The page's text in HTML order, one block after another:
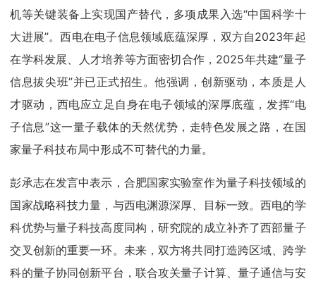
机等关键装备上实现国产替代，多项成果入选“中国科学十
大进展”。西电在电子信息领域底蕴深厚，双方自2023年起
在学科发展、人才培养等方面密切合作，2025年共建“量子
信息拔尖班”并已正式招生。他强调，创新驱动，本质是人
才驱动，西电应立足自身在电子领域的深厚底蕴，发挥“电
子信息”这一量子载体的天然优势，走特色发展之路，在国
家量子科技布局中形成不可替代的力量。
彭承志在发言中表示，合肥国家实验室作为量子科技领域的
国家战略科技力量，与西电渊源深厚、目标一致。西电的学
科优势与量子科技高度同构，研究院的成立补齐了西部量子
交叉创新的重要一环。未来，双方将共同打造跨区域、跨学
科的量子协同创新平台，联合攻关量子计算、量子通信与安